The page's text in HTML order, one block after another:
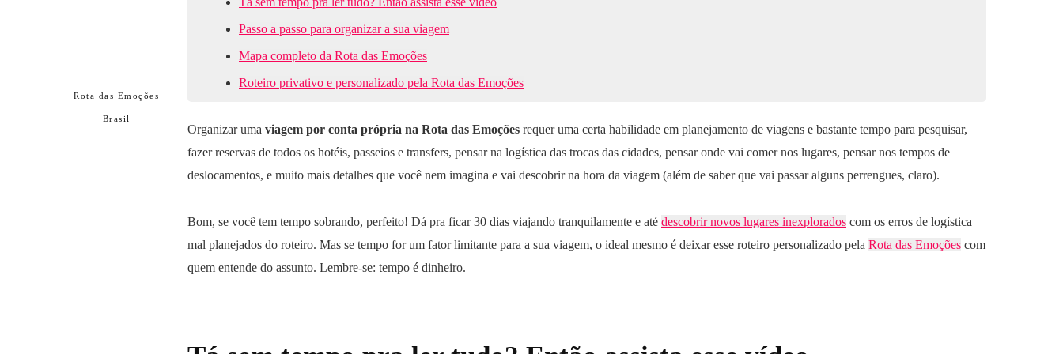
Rota das Emoções
Brasil
Passo a passo para organizar a sua viagem
Mapa completo da Rota das Emoções
Roteiro privativo e personalizado pela Rota das Emoções
Organizar uma viagem por conta própria na Rota das Emoções requer uma certa habilidade em planejamento de viagens e bastante tempo para pesquisar,
fazer reservas de todos os hotéis, passeios e transfers, pensar na logística das trocas das cidades, pensar onde vai comer nos lugares, pensar nos tempos de
deslocamentos, e muito mais detalhes que você nem imagina e vai descobrir na hora da viagem (além de saber que vai passar alguns perrengues, claro).
Bom, se você tem tempo sobrando, perfeito! Dá pra ficar 30 dias viajando tranquilamente e até descobrir novos lugares inexplorados com os erros de logística
mal planejados do roteiro. Mas se tempo for um fator limitante para a sua viagem, o ideal mesmo é deixar esse roteiro personalizado pela Rota das Emoções com
quem entende do assunto. Lembre-se: tempo é dinheiro.